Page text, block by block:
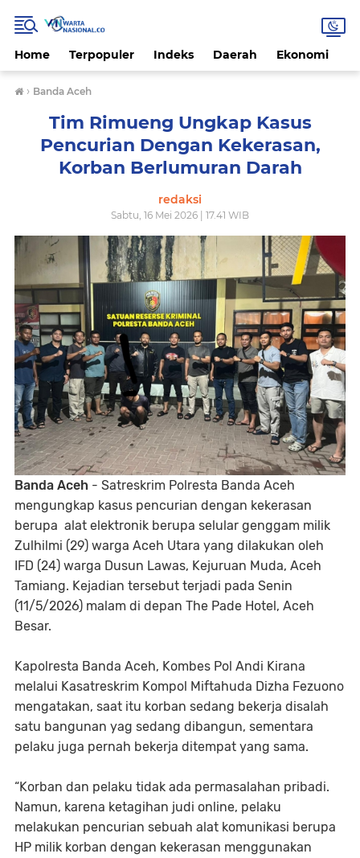
Home Terpopuler Indeks Daerah Ekonomi
› Banda Aceh
Tim Rimueng Ungkap Kasus
Pencurian Dengan Kekerasan,
Korban Berlumuran Darah
redaksi
Sabtu, 16 Mei 2026 | 17.41 WIB
Banda Aceh - Satreskrim Polresta Banda Aceh
mengungkap kasus pencurian dengan kekerasan
berupa alat elektronik berupa selular genggam milik
Zulhilmi (29) warga Aceh Utara yang dilakukan oleh
IFD (24) warga Dusun Lawas, Kejuruan Muda, Aceh
Tamiang. Kejadian tersebut terjadi pada Senin
(11/5/2026) malam di depan The Pade Hotel, Aceh
Besar.
Kapolresta Banda Aceh, Kombes Pol Andi Kirana
melalui Kasatreskrim Kompol Miftahuda Dizha Fezuono
mengatakan, saat itu korban sedang bekerja disalah
satu bangunan yag sedang dibangun, sementara
pelaku juga pernah bekerja ditempat yang sama.
“Korban dan pelaku tidak ada permasalahan pribadi.
Namun, karena ketagihan judi online, pelaku
melakukan pencurian sebuah alat komunikasi berupa
HP milik korban dengan kekerasan menggunakan